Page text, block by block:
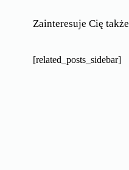
Zainteresuje Cię także
[related_posts_sidebar]